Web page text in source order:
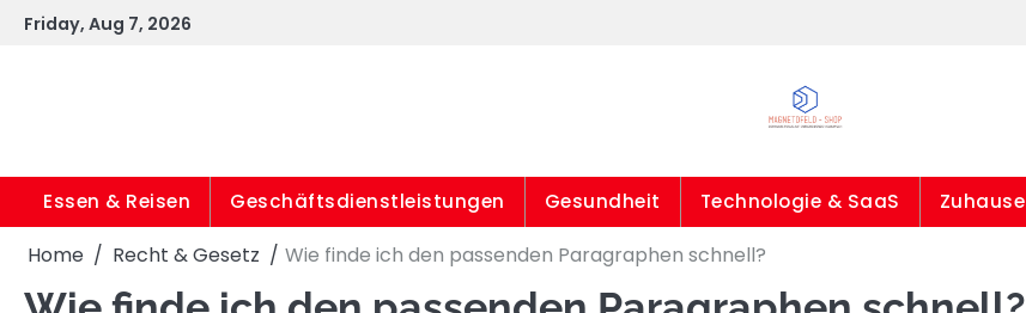
SkipFriday, Aug 7, 2026
Essen & Reisen Geschäftsdienstleistungen Gesundheit Technologie & SaaS Zuhause
Home Recht & Gesetz Wie finde ich den passenden Paragraphen schnell?